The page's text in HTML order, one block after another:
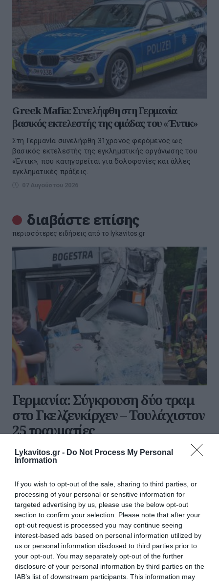
Lykavitos.gr - Do Not Process My Personal
Information
If you wish to opt-out of the sale, sharing to third parties, or
processing of your personal or sensitive information for
targeted advertising by us, please use the below opt-out
section to confirm your selection. Please note that after your
opt-out request is processed you may continue seeing
interest-based ads based on personal information utilized by
us or personal information disclosed to third parties prior to
your opt-out. You may separately opt-out of the further
disclosure of your personal information by third parties on the
IAB’s list of downstream participants. This information may
Greek Mafia: Συνελήφθη στη Γερμανία
βασικός εκτελεστής της ομάδας του «Έντικ»
Στη Γερμανία συνελήφθη 31χρονος φερόμενος ως
βασικός εκτελεστής της εγκληματικής οργάνωσης του
«Έντικ», που κατηγορείται για δολοφονίες και άλλες
εγκληματικές πράξεις.
07 Αυγούστου 2026
διαβάστε επίσης
περισσότερες ειδήσεις από το lykavitos.gr
Γερμανία: Σύγκρουση δύο τραμ
στο Γκελζενκίρχεν – Τουλάχιστον
25 τραυματίες
Συναγερμός σήμανε το απόγευμα της Πέμπτης στο
Γκελζενκίρχεν της Βόρειας Ρηνανίας-Βεστφαλίας
έκτακτης ανάγκης στήθηκε, μετά από σφοδρή
σύγκρουση δύο τραμ κοντά στο γ...
20:50 | 06 Αυγούστου 2026 Πλανήτης